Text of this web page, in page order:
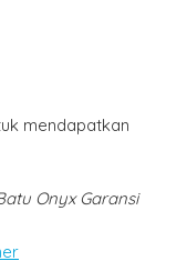
mendapatkan
Onyx Garansi